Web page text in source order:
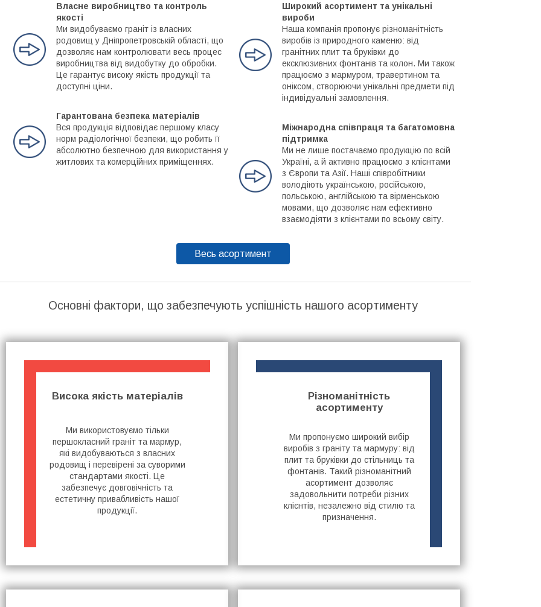
Власне виробництво та контроль
якості
Ми видобуваємо граніт із власних
родовищ у Дніпропетровській області, що
дозволяє нам контролювати весь процес
виробництва від видобутку до обробки.
Це гарантує високу якість продукції та
доступні ціни.
Гарантована безпека матеріалів
Вся продукція відповідає першому класу
норм радіологічної безпеки, що робить її
абсолютно безпечною для використання у
житлових та комерційних приміщеннях.
Широкий асортимент та унікальні
вироби
Наша компанія пропонує різноманітність
виробів із природного каменю: від
гранітних плит та бруківки до
ексклюзивних фонтанів та колон. Ми також
працюємо з мармуром, травертином та
оніксом, створюючи унікальні предмети під
індивідуальні замовлення.
Міжнародна співпраця та багатомовна
підтримка
Ми не лише постачаємо продукцію по всій
Україні, а й активно працюємо з клієнтами
з Європи та Азії. Наші співробітники
володіють українською, російською,
польською, англійською та вірменською
мовами, що дозволяє нам ефективно
взаємодіяти з клієнтами по всьому світу.
Весь асортимент
Основні фактори, що забезпечують успішність нашого асортименту
Висока якість матеріалів
Ми використовуємо тільки
першокласний граніт та мармур,
які видобуваються з власних
родовищ і перевірені за суворими
стандартами якості. Це
забезпечує довговічність та
естетичну привабливість нашої
продукції.
Різноманітність
асортименту
Ми пропонуємо широкий вибір
виробів з граніту та мармуру: від
плит та бруківки до стільниць та
фонтанів. Такий різноманітний
асортимент дозволяє
задовольнити потреби різних
клієнтів, незалежно від стилю та
призначення.